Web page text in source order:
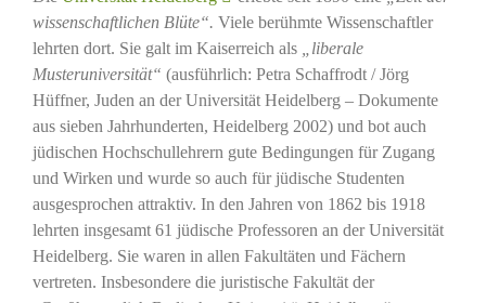
wissenschaftlichen Blüte“. Viele berühmte Wissenschaftler
lehrten dort. Sie galt im Kaiserreich als „liberale
Musteruniversität“ (ausführlich: Petra Schaffrodt / Jörg
Hüffner, Juden an der Universität Heidelberg – Dokumente
aus sieben Jahrhunderten, Heidelberg 2002) und bot auch
jüdischen Hochschullehrern gute Bedingungen für Zugang
und Wirken und wurde so auch für jüdische Studenten
ausgesprochen attraktiv. In den Jahren von 1862 bis 1918
lehrten insgesamt 61 jüdische Professoren an der Universität
Heidelberg. Sie waren in allen Fakultäten und Fächern
vertreten. Insbesondere die juristische Fakultät der